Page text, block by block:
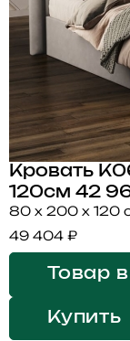
Кровать
120см 42
80 x 200 x 120
49 404 ₽
Товар
Купить